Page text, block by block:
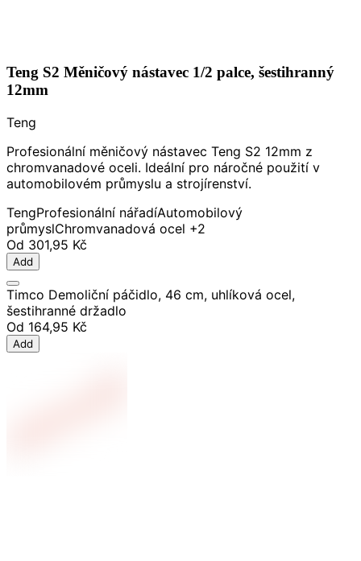
Teng S2 Měničový nástavec 1/2 palce, šestihranný
12mm
Teng
Profesionální měničový nástavec Teng S2 12mm z
chromvanadové oceli. Ideální pro náročné použití v
automobilovém průmyslu a strojírenství.
TengProfesionální nářadíAutomobilový
průmyslChromvanadová ocel +2
Od 301,95 Kč
Add
Timco Demoliční páčidlo, 46 cm, uhlíková ocel,
šestihranné držadlo
Od 164,95 Kč
Add